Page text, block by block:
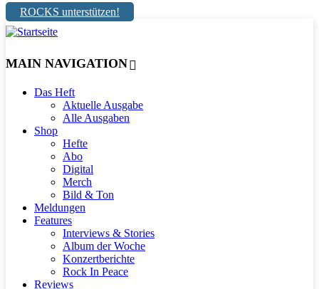
ROCKS unterstützen!
MAIN NAVIGATION
Das Heft
Aktuelle Ausgabe
Alle Ausgaben
Shop
Hefte
Abo
Digital
Merch
Bild & Ton
Meldungen
Features
Interviews & Stories
Album der Woche
Konzertberichte
Rock In Peace
Reviews